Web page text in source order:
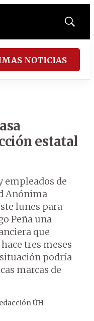
Mostrar
NOTICIAS
estatal
empleados de
Anónima
lunes para
Peña una
que
tres meses
podría
marcas de
ÚH